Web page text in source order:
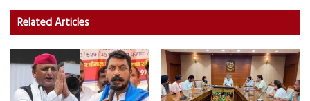
Related Articles